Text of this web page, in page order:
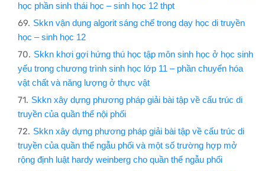
học phần sinh thái học – sinh học 12 thpt
Skkn vận dụng algorit sáng chế trong dạy học di truyền
học – sinh học 12
Skkn khơi gợi hứng thú học tập môn sinh học ở học sinh
yếu trong chương trình sinh học lớp 11 – phần chuyển hóa
vật chất và năng lượng ở thực vật
Skkn xây dựng phương pháp giải bài tập về cấu trúc di
truyền của quần thể nội phối
Skkn xây dựng phương pháp giải bài tập về cấu trúc di
truyền của quần thể ngẫu phối và một số trường hợp mở
rộng định luật hardy weinberg cho quần thể ngẫu phối